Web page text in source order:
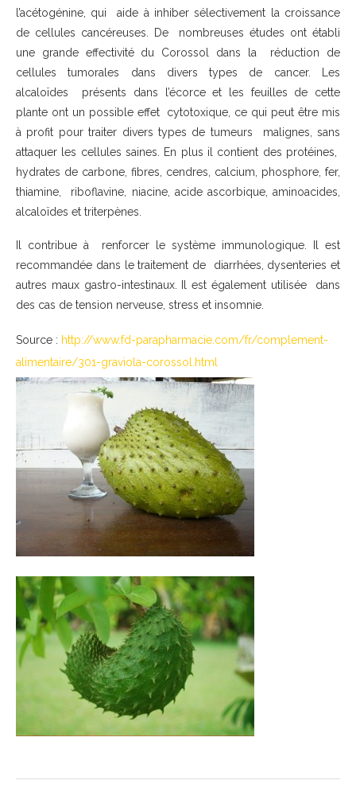
l’acétogénine, qui aide à inhiber sélectivement la croissance
de cellules cancéreuses. De nombreuses études ont établi
une grande effectivité du Corossol dans la réduction de
cellules tumorales dans divers types de cancer. Les
alcaloïdes présents dans l’écorce et les feuilles de cette
plante ont un possible effet cytotoxique, ce qui peut être mis
à profit pour traiter divers types de tumeurs malignes, sans
attaquer les cellules saines. En plus il contient des protéines,
hydrates de carbone, fibres, cendres, calcium, phosphore, fer,
thiamine, riboflavine, niacine, acide ascorbique, aminoacides,
alcaloïdes et triterpènes.
Il contribue à renforcer le système immunologique. Il est
recommandée dans le traitement de diarrhées, dysenteries et
autres maux gastro-intestinaux. Il est également utilisée dans
des cas de tension nerveuse, stress et insomnie.
Source : http://www.fd-parapharmacie.com/fr/complement-
alimentaire/301-graviola-corossol.html